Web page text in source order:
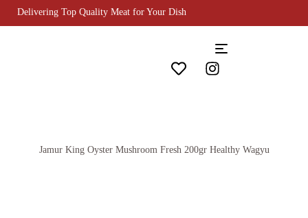
Delivering Top Quality Meat for Your Dish
Jamur King Oyster Mushroom Fresh 200gr Healthy Wagyu